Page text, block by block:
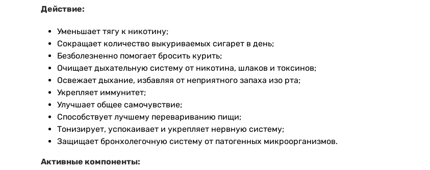
Действие:
Уменьшает тягу к никотину;
Сокращает количество выкуриваемых сигарет в день;
Безболезненно помогает бросить курить;
Очищает дыхательную систему от никотина, шлаков и токсинов;
Освежает дыхание, избавляя от неприятного запаха изо рта;
Укрепляет иммунитет;
Улучшает общее самочувствие;
Способствует лучшему перевариванию пищи;
Тонизирует, успокаивает и укрепляет нервную систему;
Защищает бронхолегочную систему от патогенных микроорганизмов.
Активные компоненты: